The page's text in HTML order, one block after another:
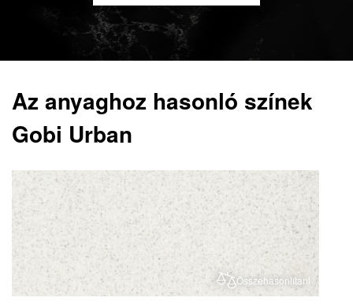
Az anyaghoz hasonló színek
Gobi Urban
Összehasonlítani